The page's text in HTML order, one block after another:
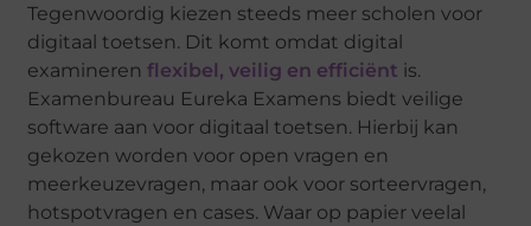
Tegenwoordig kiezen steeds meer scholen voor
digitaal toetsen. Dit komt omdat digital
examinerenflexibel, veilig en efficiënt is.
Examenbureau Eureka Examens biedt veilige
software aan voor digitaal toetsen. Hierbij kan
gekozen worden voor open vragen en
meerkeuzevragen, maar ook voor sorteervragen,
hotspotvragen en cases. Waar op papier veelal